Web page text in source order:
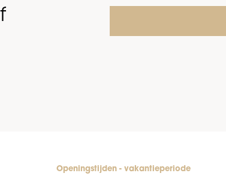
Openingstijden - vakantieperiode